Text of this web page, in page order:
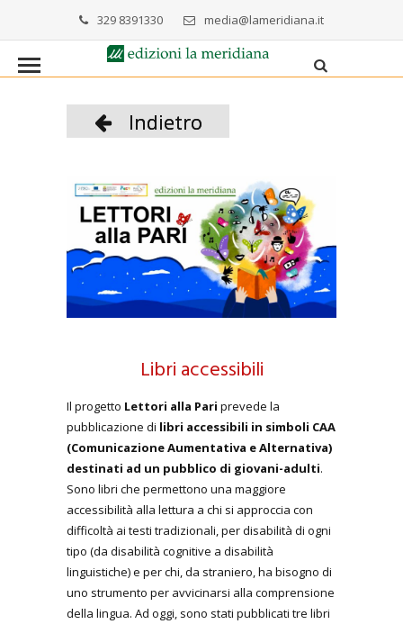
329 8391330 media@lameridiana.it
Indietro
Libri accessibili
Il progetto Lettori alla Pari prevede la
pubblicazione di libri accessibili in simboli CAA
(Comunicazione Aumentativa e Alternativa)
destinati ad un pubblico di giovani-adulti.
Sono libri che permettono una maggiore
accessibilità alla lettura a chi si approccia con
difficoltà ai testi tradizionali, per disabilità di ogni
tipo (da disabilità cognitive a disabilità
linguistiche) e per chi, da straniero, ha bisogno di
uno strumento per avvicinarsi alla comprensione
della lingua. Ad oggi, sono stati pubblicati tre libri